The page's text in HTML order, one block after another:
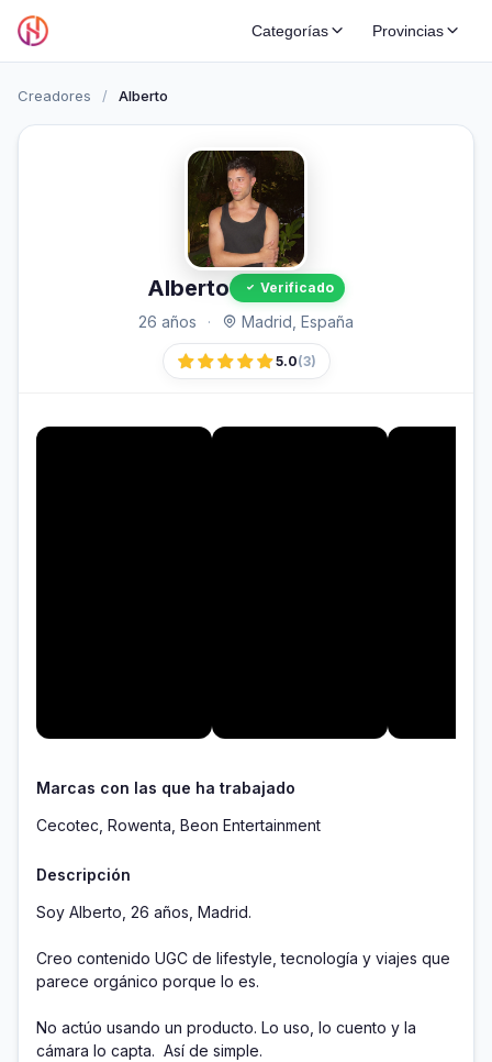
Categorías Provincias
Creadores / Alberto
Alberto Verificado
26 años · Madrid, España
5.0(3)
Marcas con las que ha trabajado
Cecotec, Rowenta, Beon Entertainment
Descripción
Soy Alberto, 26 años, Madrid.
Creo contenido UGC de lifestyle, tecnología y viajes que
parece orgánico porque lo es.
No actúo usando un producto. Lo uso, lo cuento y la
cámara lo capta.  Así de simple.